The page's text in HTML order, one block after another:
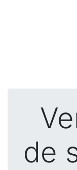
de